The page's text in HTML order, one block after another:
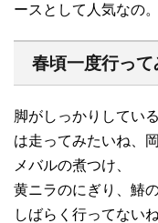
ースとして人気なの。
春頃一度行っ
脚がしっかりしてい
は走ってみたいね、
メバルの煮つけ、
黄ニラのにぎり、
しばらく行ってないね